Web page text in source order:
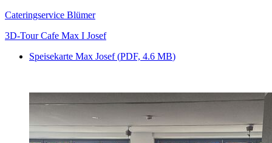
Cateringservice Blümer
3D-Tour Cafe Max I Josef
Speisekarte Max Josef(PDF, 4.6 MB)